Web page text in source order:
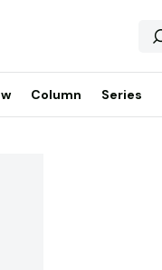
Column Series